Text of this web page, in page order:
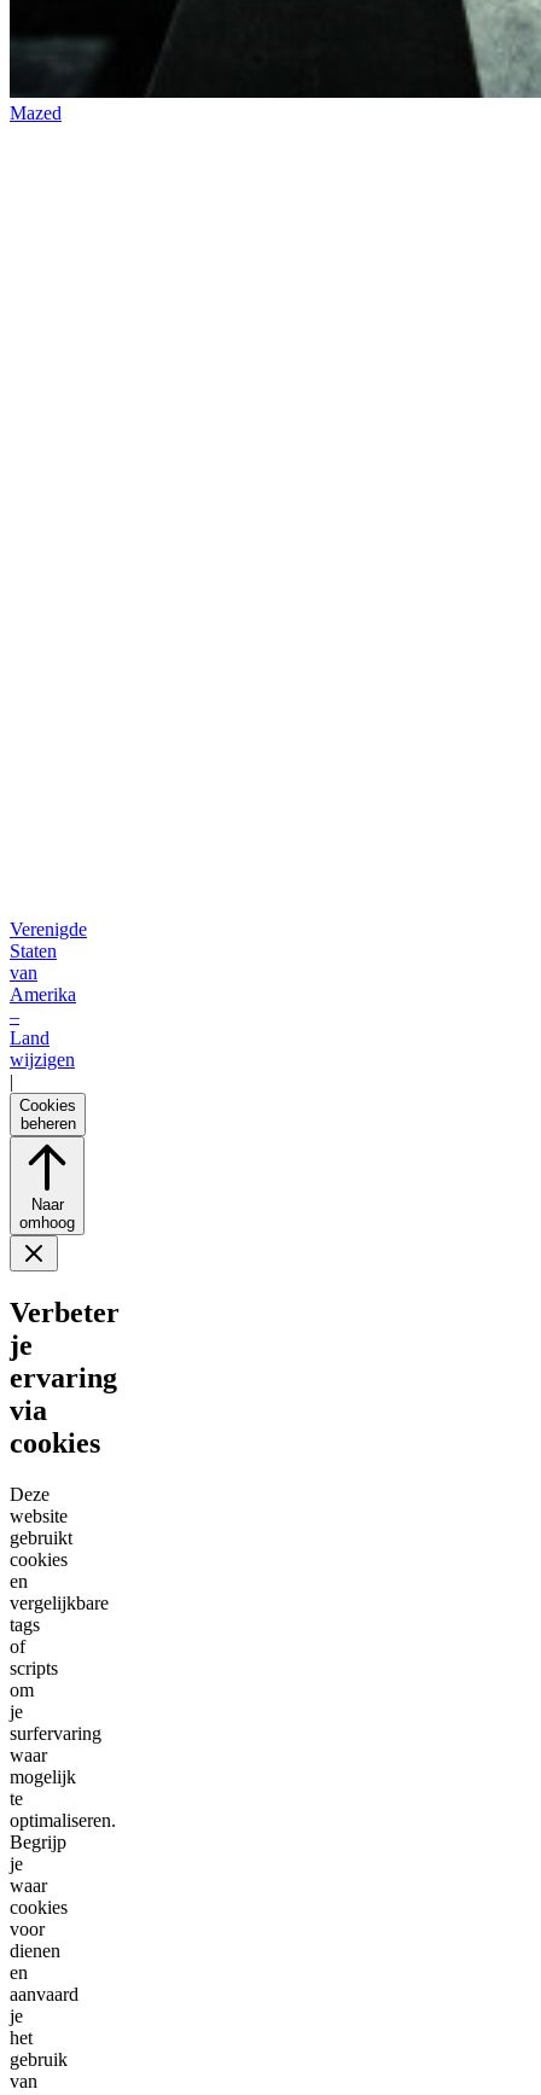
Verenigde
Staten
van
Amerika
–
Land
wijzigen
|
Cookies
beheren
Naar
omhoog
Verbeter
je
ervaring
via
cookies
Deze
website
gebruikt
cookies
en
vergelijkbare
tags
of
scripts
om
je
surfervaring
waar
mogelijk
te
optimaliseren.
Begrijp
je
waar
cookies
voor
dienen
en
aanvaard
je
het
gebruik
van